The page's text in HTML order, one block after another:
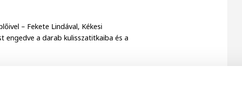
– Fekete Lindával, Kékesi
engedve a darab kulisszatitkaiba és a
az érdeklődők regisztrációját: